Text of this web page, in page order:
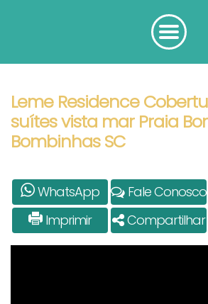
Leme Residence
suítes vista mar Praia
Bombinhas SC
WhatsApp Fale Conosco
Imprimir
Compartilhar